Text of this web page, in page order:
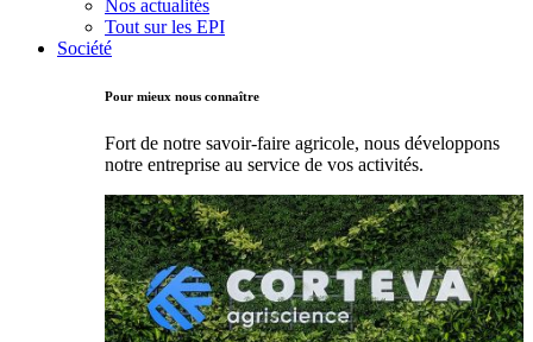
Nos actualités
Tout sur les EPI
Société
Pour mieux nous connaître
Fort de notre savoir-faire agricole, nous développons
notre entreprise au service de vos activités.